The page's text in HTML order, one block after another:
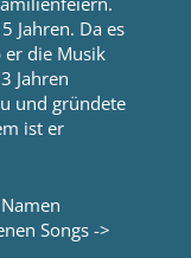
Jahren. Da es
er die Musik
Jahren
und gründete
ist er
Songs ->